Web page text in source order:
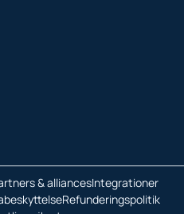
& alliancesIntegrationer
Refunderingspolitik